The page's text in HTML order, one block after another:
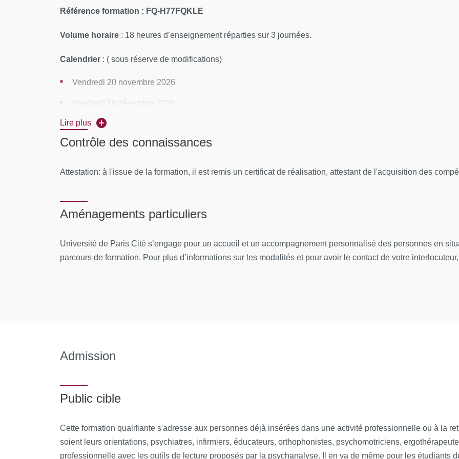
Référence formation : FQ-H77FQKLE
Volume horaire : 18 heures d’enseignement réparties sur 3 journées.
Calendrier : ( sous réserve de modifications)
Vendredi 20 novembre 2026
Vendredi 18 décembre 2026
Vendredi 15 janvier 2027
Rythme : Les cours auront lieu le vendredi, de 9h30 à 12h30, et de 14h00 à 17h00
Lieu: Campus Grands Moulins
Jour 1 (6 h):
L’enfant face à la psychanalyse – Organisations infantiles et positions psycho-affectives de l’adulte :
dépressive ; Du « bon » et du « mauvais » en moi et dans l’autreꟾ Sébastien Talon, psychologue clinicien,
Le psychanalyste face à l’enfant – Les controverses sur la psychanalyse d’enfants ; Le « jeu » : un
Le psychanalyste face à l’enfant – Perversions et « normalité
Jour 3 (6h):
Développements kleiniens – Organisations autistiques à partir des psychanalystes post-kleiniens :
Lire plus
Contrôle des connaissances
Attestation: à l'issue de la formation, il est remis un certificat de réalisation, attestant de l'acquisition des
Aménagements particuliers
Université de Paris Cité s’engage pour un accueil et un accompagnement personnalisé des personnes en
parcours de formation. Pour plus d’informations sur les modalités et pour avoir le contact de votre
Admission
Public cible
Cette formation qualifiante s'adresse aux personnes déjà insérées dans une activité professionnelle ou à la
soient leurs orientations, psychiatres, infirmiers, éducateurs, orthophonistes, psychomotriciens,
professionnelle avec les outils de lecture proposés par la psychanalyse. Il en va de même pour les étudiants